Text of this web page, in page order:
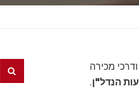
מכירה
הנדל"ן.